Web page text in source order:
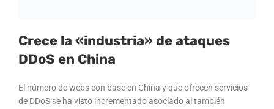
Crece la «industria» de ataques
DDoS en China
El número de webs con base en China y que ofrecen servicios
de DDoS se ha visto incrementado asociado al también